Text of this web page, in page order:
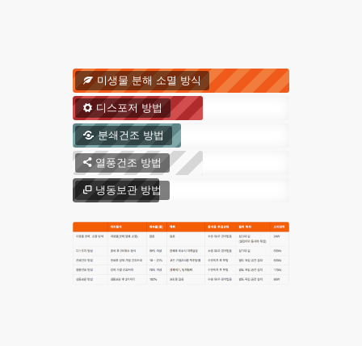
미생물 분해 소멸 방식
디스포저 방법
분쇄건조 방법
열풍건조 방법
냉동보관 방법